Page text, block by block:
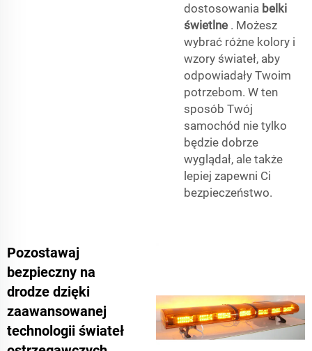
dostosowania belki
świetlne . Możesz
wybrać różne kolory i
wzory świateł, aby
odpowiadały Twoim
potrzebom. W ten
sposób Twój
samochód nie tylko
będzie dobrze
wyglądał, ale także
lepiej zapewni Ci
bezpieczeństwo.
Pozostawaj
bezpieczny na
drodze dzięki
zaawansowanej
technologii świateł